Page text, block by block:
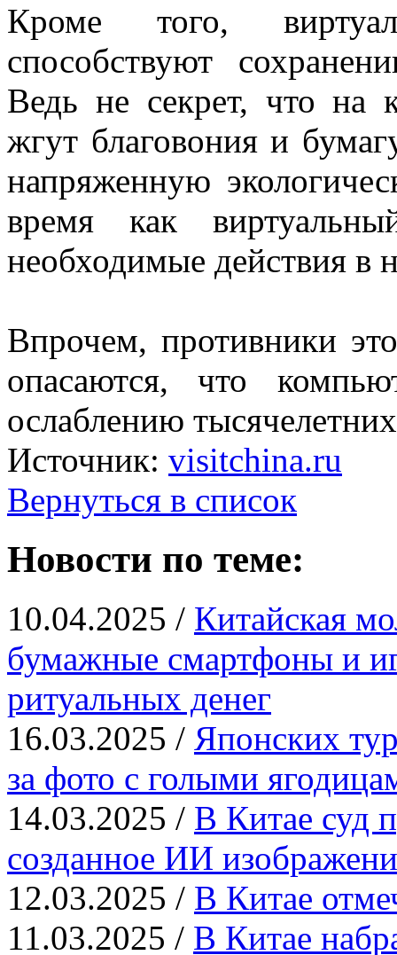
Кроме того,
способствуют
Ведь не секрет, что на
жгут благовония и
напряженную
время как
необходимые действия в
Впрочем, противники
опасаются, что
ослаблению
Источник: visitchina.ru
Вернуться в список
Новости по теме:
10.04.2025 / Китайская
бумажные смартфоны и
ритуальных денег
16.03.2025 / Японских
за фото с голыми
14.03.2025 / В Китае суд
созданное ИИ
12.03.2025 / В Китае
11.03.2025 / В Китае